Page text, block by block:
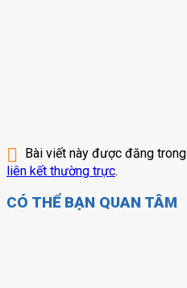
Bài viết này được đăng trong
liên kết thường trực.
CÓ THỂ BẠN QUAN TÂM